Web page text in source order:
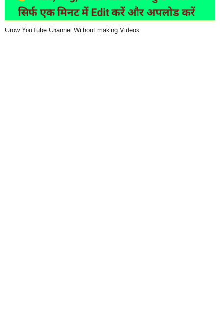
Grow YouTube Channel Without making Videos